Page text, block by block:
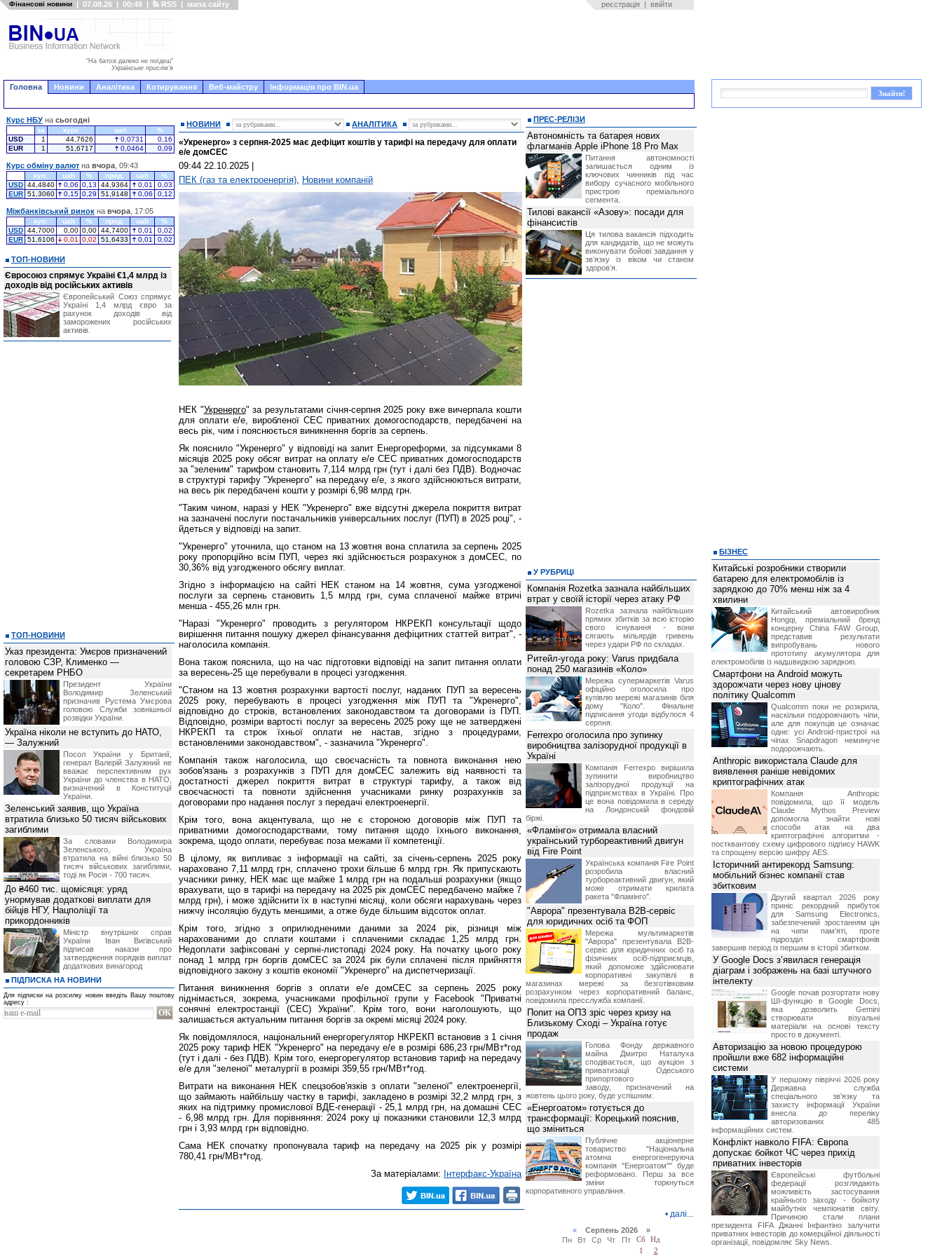
Фінансові новини | 07.08.26 | 00:49 | RSS | мапа сайту реєстрація | ввійти
"На батозі далеко не поїдеш"
Українське прислів'я
Головна Новини Аналітика Котирування Веб-майстру Інформація про BIN.ua
НОВИНИ АНАЛІТИКА
«Укренерго» з серпня-2025 має дефіцит коштів у тарифі на передачу для оплати
е/е домСЕС
09:44 22.10.2025
ПЕК (газ та електроенергія), Новини компаній
НЕК "Укренерго" за результатами січня-серпня 2025 року вже вичерпала кошти
для оплати е/е, виробленої СЕС приватних домогосподарств, передбачені на
весь рік, чим і пояснюється виникнення боргів за серпень.
Як пояснило "Укренерго" у відповіді на запит Енергореформи, за підсумками 8
місяців 2025 року обсяг витрат на оплату е/е СЕС приватних домогосподарств
за "зеленим" тарифом становить 7,114 млрд грн (тут і далі без ПДВ). Водночас
в структурі тарифу "Укренерго" на передачу е/е, з якого здійснюються витрати,
на весь рік передбачені кошти у розмірі 6,98 млрд грн.
"Таким чином, наразі у НЕК "Укренерго" вже відсутні джерела покриття витрат
на зазначені послуги постачальників універсальних послуг (ПУП) в 2025 році", -
йдеться у відповіді на запит.
"Укренерго" уточнила, що станом на 13 жовтня вона сплатила за серпень 2025
року пропорційно всім ПУП, через які здійснюється розрахунок з домСЕС, по
30,36% від узгодженого обсягу виплат.
Згідно з інформацією на сайті НЕК станом на 14 жовтня, сума узгодженої
послуги за серпень становить 1,5 млрд грн, сума сплаченої майже втричі
менша - 455,26 млн грн.
"Наразі "Укренерго" проводить з регулятором НКРЕКП консультації щодо
вирішення питання пошуку джерел фінансування дефіцитних статтей витрат", -
наголосила компанія.
Вона також пояснила, що на час підготовки відповіді на запит питання оплати
за вересень-25 ще перебували в процесі узгодження.
"Станом на 13 жовтня розрахунки вартості послуг, наданих ПУП за вересень
2025 року, перебувають в процесі узгодження між ПУП та "Укренерго",
відповідно до строків, встановлених законодавством та договорами із ПУП.
Відповідно, розміри вартості послуг за вересень 2025 року ще не затверджені
НКРЕКП та строк їхньої оплати не настав, згідно з процедурами,
встановленими законодавством", - зазначила "Укренерго".
Компанія також наголосила, що своєчасність та повнота виконання нею
зобов'язань з розрахунків з ПУП для домСЕС залежить від наявності та
достатності джерел покриття витрат в структурі тарифу, а також від
своєчасності та повноти здійснення учасниками ринку розрахунків за
договорами про надання послуг з передачі електроенергії.
Крім того, вона акцентувала, що не є стороною договорів між ПУП та
приватними домогосподарствами, тому питання щодо їхнього виконання,
зокрема, щодо оплати, перебуває поза межами її компетенції.
В цілому, як випливає з інформації на сайті, за січень-серпень 2025 року
нараховано 7,11 млрд грн, сплачено трохи більше 6 млрд грн. Як припускають
учасники ринку, НЕК має ще майже 1 млрд грн на подальші розрахунки (якщо
врахувати, що в тарифі на передачу на 2025 рік домСЕС передбачено майже 7
млрд грн), і може здійснити їх в наступні місяці, коли обсяги нарахувань через
нижчу інсоляцію будуть меншими, а отже буде більшим відсоток оплат.
Крім того, згідно з оприлюдненими даними за 2024 рік, різниця між
нарахованими до сплати коштами і сплаченими складає 1,25 млрд грн.
Недоплати зафіксовані у серпні-листопаді 2024 року. На початку цього року
понад 1 млрд грн боргів домСЕС за 2024 рік були сплачені після прийняття
відповідного закону з коштів економії "Укренерго" на диспетчеризації.
Питання виникнення боргів з оплати е/е домСЕС за серпень 2025 року
піднімається, зокрема, учасниками профільної групи у Facebook "Приватні
сонячні електростанції (СЕС) України". Крім того, вони наголошують, що
залишається актуальним питання боргів за окремі місяці 2024 року.
Як повідомлялося, національний енергорегулятор НКРЕКП встановив з 1 січня
2025 року тариф НЕК "Укренерго" на передачу е/е в розмірі 686,23 грн/МВт*год
(тут і далі - без ПДВ). Крім того, енергорегулятор встановив тариф на передачу
е/е для "зеленої" металургії в розмірі 359,55 грн/МВт*год.
Витрати на виконання НЕК спецзобов'язків з оплати "зеленої" електроенергії,
що займають найбільшу частку в тарифі, закладено в розмірі 32,2 млрд грн, з
яких на підтримку промислової ВДЕ-генерації - 25,1 млрд грн, на домашні СЕС
- 6,98 млрд грн. Для порівняння: 2024 року ці показники становили 12,3 млрд
грн і 3,93 млрд грн відповідно.
Сама НЕК спочатку пропонувала тариф на передачу на 2025 рік у розмірі
780,41 грн/МВт*год.
За матеріалами: Інтерфакс-Україна
Курс НБУ на сьогодні
за курс uah
%
USD
1 44,7626 0,0731
0,16
EUR
1 51,6717 0,0464 0,09
Курс обміну валют на вчора , 09:43
куп. uah % прод. uah
%
USD 44,4840 0,06 0,13 44,9364 0,01
0,03
EUR 51,3060 0,15 0,29 51,9148 0,06 0,12
Міжбанківський ринок на вчора , 17:05
куп. uah % прод. uah
%
USD 44,7000 0,00 0,00 44,7400 0,01
0,02
EUR 51,6106 0,01 0,02 51,6433 0,01 0,02
ТОП-НОВИНИ
Євросоюз спрямує Україні €1,4 млрд із
доходів від російських активів
Європейський Союз спрямує
Україні 1,4 млрд євро за
рахунок доходів від
заморожених російських
активів.
ТОП-НОВИНИ
Указ президента: Умєров призначений
головою СЗР, Клименко —
секретарем РНБО
Президент України
Володимир Зеленський
призначив Pустема Умєрова
головою Служби зовнішньої
розвідки України.
Україна ніколи не вступить до НАТО,
— Залужний
Посол України у Британії,
генерал Валерій Залужний не
вважає перспективним рух
України до членства в НАТО,
визначений в Конституції
України.
Зеленський заявив, що Україна
втратила близько 50 тисяч військових
загиблими
За словами Володимира
Зеленського, Україна
втратила на війні близько 50
тисяч військових загиблими,
тоді як Росія - 700 тисяч.
До ₴460 тис. щомісяця: уряд
унормував додаткові виплати для
бійців НГУ, Нацполіції та
прикордонників
Міністр внутрішніх справ
України Іван Вигівський
підписав накази про
затвердження порядків виплат
додаткових винагород
ПІДПИСКА НА НОВИНИ
Для підписки на розсилку новин введіть Вашу поштову
адресу :
ПРЕС-РЕЛІЗИ
Автономність та батарея нових
флагманів Apple iPhone 18 Pro Max
Питання автономності
залишається одним із
ключових чинників під час
вибору сучасного мобільного
пристрою преміального
сегмента.
Тилові вакансії «Азову»: посади для
фінансистів
Ця тилова вакансія підходить
для кандидатів, що не можуть
виконувати бойові завдання у
звʼязку із віком чи станом
здоровʼя.
У РУБРИЦІ
Компанія Rozetka зазнала найбільших
втрат у своїй історії через атаку РФ
Rozetka зазнала найбільших
прямих збитків за всю історію
свого існування - вони
сягають мільярдів гривень
через удари РФ по складах.
Ритейл-угода року: Varus придбала
понад 250 магазинів «Коло»
Мережа супермаркетів Varus
офіційно оголосила про
купівлю мережі магазинів біля
дому "Коло". Фінальне
підписання угоди відбулося 4
серпня.
Ferrexpo оголосила про зупинку
виробництва залізорудної продукції в
Україні
Компанія Ferrexpo вирішила
зупинити виробництво
залізорудної продукції на
підприємствах в Україні. Про
це вона повідомила в середу
на Лондонській фондовій
біржі.
«Фламінго» отримала власний
український турбореактивний двигун
від Fire Point
Українська компанія Fire Point
розробила власний
турбореактивний двигун, який
може отримати крилата
ракета "Фламінго".
"Аврора" презентувала B2B-сервіс
для юридичних осіб та ФОП
Мережа мультимаркетів
"Аврора" презентувала B2B-
сервіс для юридичних осіб та
фізичних осіб-підприємців,
який допоможе здійснювати
корпоративні закупівлі в
магазинах мережі за безготівковим
розрахунком через корпоративний баланс,
повідомила пресслужба компанії.
Попит на ОПЗ зріс через кризу на
Близькому Сході – Україна готує
продаж
Голова Фонду державного
майна Дмитро Наталуха
сподівається, що аукціон з
приватизації Одеського
припортового
заводу, призначений на
жовтень цього року, буде успішним.
«Енергоатом» готується до
трансформації: Корецький пояснив,
що зміниться
Публічне акціонерне
товариство "Національна
атомна енергогенеруюча
компанія "Енергоатом"" буде
реформовано. Перш за все
зміни торкнуться
корпоративного управління.
• далі...
«Серпень 2026 »
Пн
Вт Ср Чт Пт Сб
Нд
1
2
БІЗНЕС
Китайські розробники створили
батарею для електромобілів із
зарядкою до 70% менш ніж за 4
хвилини
Китайський автовиробник
Hongqi, преміальний бренд
концерну China FAW Group,
представив результати
випробувань нового
прототипу акумулятора для
електромобілів із надшвидкою зарядкою.
Смартфони на Android можуть
здорожчати через нову цінову
політику Qualcomm
Qualcomm поки не розкрила,
наскільки подорожчають чіпи,
але для покупців це означає
одне: усі Android-пристрої на
чіпах Snapdragon неминуче
подорожчають.
Anthropic використала Claude для
виявлення раніше невідомих
криптографічних атак
Компанія Anthropic
повідомила, що її модель
Claude Mythos Preview
допомогла знайти нові
способи атак на два
криптографічні алгоритми -
постквантову схему цифрового підпису HAWK
та спрощену версію шифру AES.
Історичний антирекорд Samsung:
мобільний бізнес компанії став
збитковим
Другий квартал 2026 року
приніс рекордний прибуток
для Samsung Electronics,
забезпечений зростанням цін
на чипи пам'яті, проте
підрозділ смартфонів
завершив період із першим в історії збитком.
У Google Docs з’явилася генерація
діаграм і зображень на базі штучного
інтелекту
Google почав розгортати нову
ШІ-функцію в Google Docs,
яка дозволить Gemini
створювати візуальні
матеріали на основі тексту
просто в документі.
Авторизацію за новою процедурою
пройшли вже 682 інформаційні
системи
У першому півріччі 2026 року
Державна служба
спеціального зв'язку та
захисту інформації України
внесла до переліку
авторизованих 485
інформаційних систем.
Конфлікт навколо FIFA: Європа
допускає бойкот ЧС через прихід
приватних інвесторів
Європейські футбольні
федерації розглядають
можливість застосування
крайнього заходу - бойкоту
майбутніх чемпіонатів світу.
Причиною стали плани
президента FIFA Джанні Інфантіно залучити
приватних інвесторів до комерційної діяльності
організації, повідомляє Sky News.